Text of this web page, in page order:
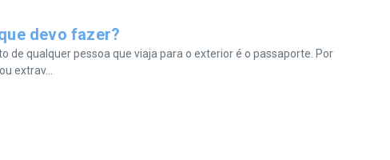
devo fazer?
de qualquer pessoa que viaja para o exterior é o passaporte. Por
extrav...